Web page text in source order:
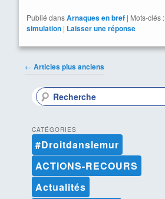
Publié dansArnaques en bref | Mots-clés :
simulation | Laisser une réponse
Navigation
articles
← Articles plus anciens
R
e
h
e
c
h
CATÉGORIES
#Droitdanslemur
ACTIONS-RECOURS
Actualités